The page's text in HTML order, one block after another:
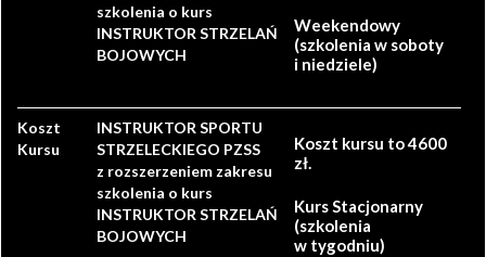
szkolenia o kurs
INSTRUKTOR STRZELAŃ
BOJOWYCH
Weekendowy
(szkolenia w soboty
i niedziele)
Koszt
Kursu
INSTRUKTOR SPORTU
STRZELECKIEGO PZSS
z rozszerzeniem zakresu
szkolenia o kurs
INSTRUKTOR STRZELAŃ
BOJOWYCH
Koszt kursu to 4600
zł.
Kurs Stacjonarny
(szkolenia
w tygodniu)